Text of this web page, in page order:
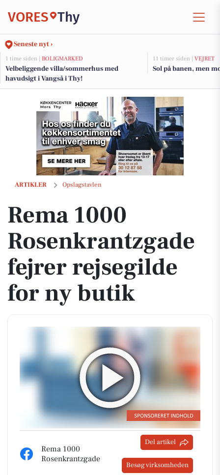
VORES Thy
Seneste nyt ›
1 time siden | BOLIGMARKED
Velbeliggende villa/sommerhus med
havudsigt i Vangså i Thy!
11 timer siden | VEJRET
Sol på banen, men
ARTIKLER Opslagstavlen
Rema 1000 Rosenkrantzgade fejrer rejsegilde for ny butik
Rema 1000
Rosenkrantzgade
fejrer rejsegilde
for ny butik
Rema 1000
Rosenkrantzgade
Del artikel
Besøg virksomheden